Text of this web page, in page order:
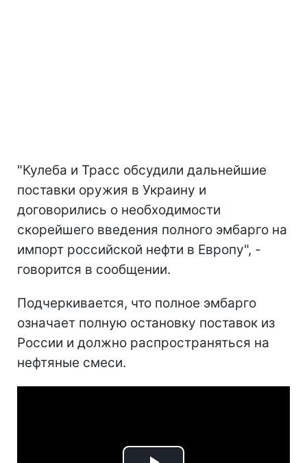
"Кулеба и Трасс обсудили дальнейшие
поставки оружия в Украину и
договорились о необходимости
скорейшего введения полного эмбарго на
импорт российской нефти в Европу", -
говорится в сообщении.
Подчеркивается, что полное эмбарго
означает полную остановку поставок из
России и должно распространяться на
нефтяные смеси.